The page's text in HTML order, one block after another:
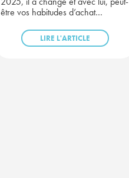
être vos habitudes d’achat…
LIRE L'ARTICLE